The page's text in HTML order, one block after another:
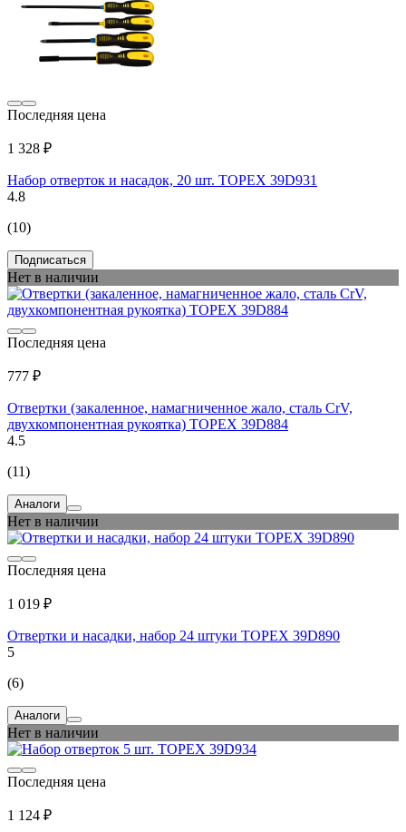
Последняя цена
1 328 ₽
Набор отверток и насадок, 20 шт. TOPEX 39D931
4.8
(10)
Подписаться
Нет в наличии
Последняя цена
777 ₽
Отвертки (закаленное, намагниченное жало, сталь CrV,
двухкомпонентная рукоятка) TOPEX 39D884
4.5
(11)
Аналоги
Нет в наличии
Последняя цена
1 019 ₽
Отвертки и насадки, набор 24 штуки TOPEX 39D890
5
(6)
Аналоги
Нет в наличии
Последняя цена
1 124 ₽